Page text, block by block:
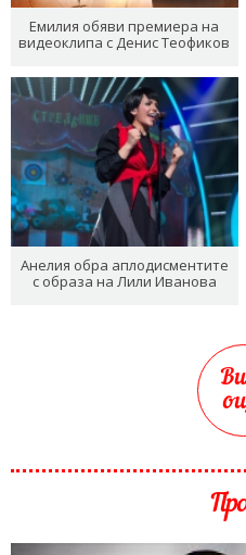
Емилия обяви премиера на
видеоклипа с Денис Теофиков
Анелия обра аплодисментите
с образа на Лили Иванова